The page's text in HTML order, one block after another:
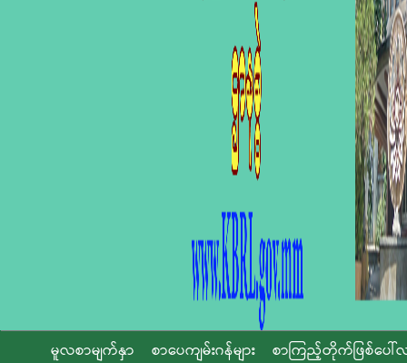
မူလစာမျက်နှာ စာပေကျမ်းဂန်များ
စာကြည့်တိုက်ဖြစ်ပေါ်